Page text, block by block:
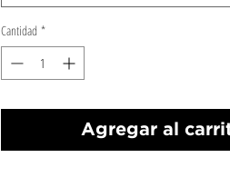
Cantidad *
Agregar al